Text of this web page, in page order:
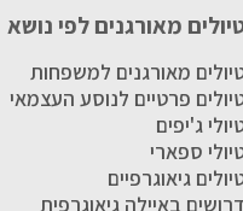
מאורגנים לפי נושא
מאורגנים למשפחות
פרטיים לנוסע העצמאי
ג'יפים
ספארי
גיאוגרפיים
דרושים באיילה גיאוגרפית